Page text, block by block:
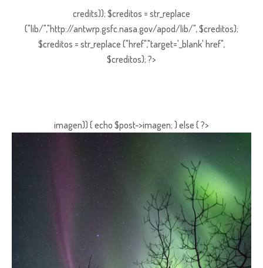
credits)); $creditos = str_replace
("lib/","http://antwrp.gsfc.nasa.gov/apod/lib/", $creditos);
$creditos = str_replace ("href","target='_blank' href",
$creditos); ?>
imagen)) { echo $post->imagen; } else { ?>